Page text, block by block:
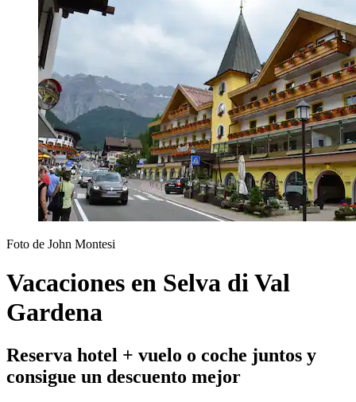
Foto de John Montesi
Vacaciones en Selva di Val
Gardena
Reserva hotel + vuelo o coche juntos y
consigue un descuento mejor